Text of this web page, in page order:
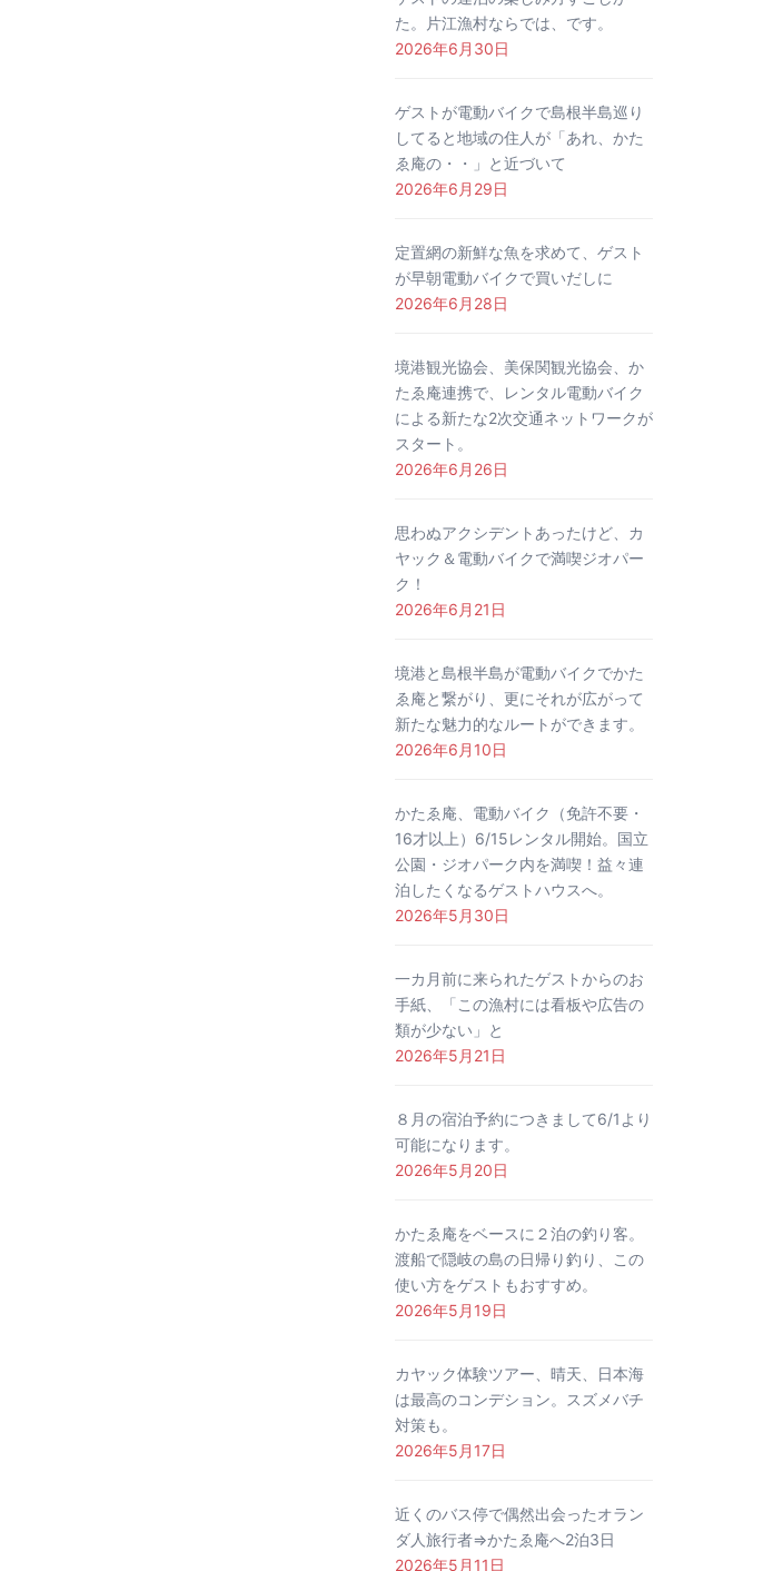
た。片江漁村ならでは、です。
2026年6月30日
ゲストが電動バイクで島根半島巡り
してると地域の住人が「あれ、かた
ゑ庵の・・」と近づいて
2026年6月29日
定置網の新鮮な魚を求めて、ゲスト
が早朝電動バイクで買いだしに
2026年6月28日
境港観光協会、美保関観光協会、か
たゑ庵連携で、レンタル電動バイク
による新たな2次交通ネットワークが
スタート。
2026年6月26日
思わぬアクシデントあったけど、カ
ヤック＆電動バイクで満喫ジオパー
ク！
2026年6月21日
境港と島根半島が電動バイクでかた
ゑ庵と繋がり、更にそれが広がって
新たな魅力的なルートができます。
2026年6月10日
かたゑ庵、電動バイク（免許不要・
16才以上）6/15レンタル開始。国立
公園・ジオパーク内を満喫！益々連
泊したくなるゲストハウスへ。
2026年5月30日
一カ月前に来られたゲストからのお
手紙、「この漁村には看板や広告の
類が少ない」と
2026年5月21日
８月の宿泊予約につきまして6/1より
可能になります。
2026年5月20日
かたゑ庵をベースに２泊の釣り客。
渡船で隠岐の島の日帰り釣り、この
使い方をゲストもおすすめ。
2026年5月19日
カヤック体験ツアー、晴天、日本海
は最高のコンデション。スズメバチ
対策も。
2026年5月17日
近くのバス停で偶然出会ったオラン
ダ人旅行者⇒かたゑ庵へ2泊3日
2026年5月11日